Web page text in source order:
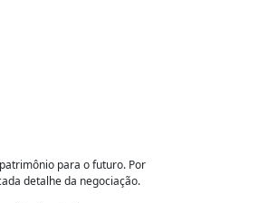
para o futuro. Por
detalhe da negociação.